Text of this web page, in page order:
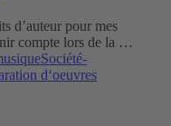
d’auteur pour mes
compte lors de la …
Société-
d‘oeuvres